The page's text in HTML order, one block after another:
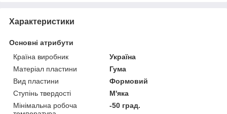
Характеристики
Основні атрибути
Країна виробник
Україна
Матеріал пластини
Гума
Вид пластини
Формовий
Ступінь твердості
М'яка
Мінімальна робоча
-50 град.